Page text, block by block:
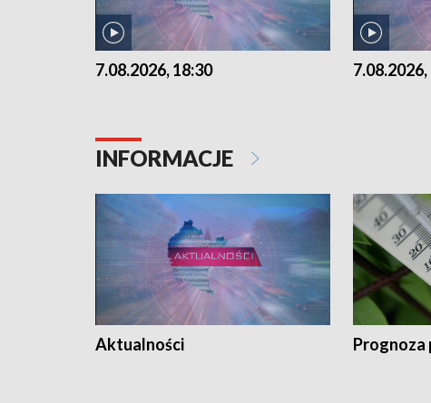
7.08.2026, 18:30 7.08.2026,
INFORMACJE
Aktualności Prognoza